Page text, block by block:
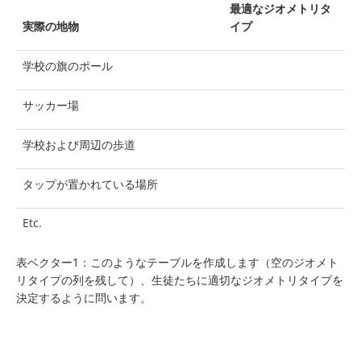
実際の地物
最適なジオメトリタ
イプ
学校の旗のポール
サッカー場
学校および周辺の歩道
タップが置かれている場所
Etc.
表ベクター1：このようなテーブルを作成します（空のジオメト
リタイプの列を残して）、生徒たちに適切なジオメトリタイプを
決定するように問います。